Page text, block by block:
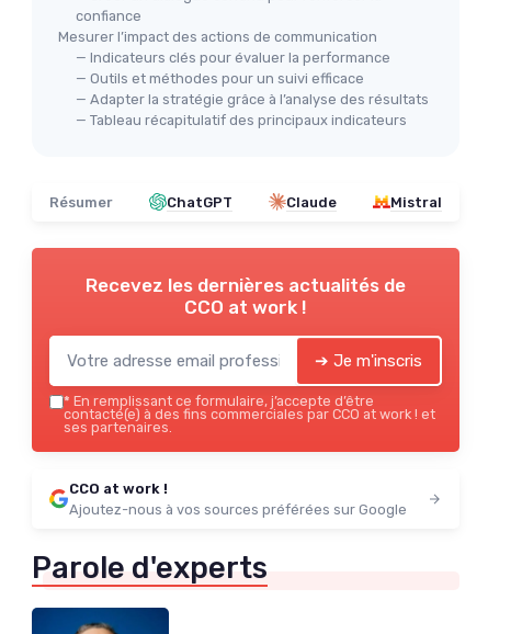
confiance
Mesurer l’impact des actions de communication
— Indicateurs clés pour évaluer la performance
— Outils et méthodes pour un suivi efficace
— Adapter la stratégie grâce à l’analyse des résultats
— Tableau récapitulatif des principaux indicateurs
Résumer ChatGPT Claude Mistral
Recevez les dernières actualités de
CCO at work !
➔ Je m'inscris
* En remplissant ce formulaire, j’accepte d’être
contacté(e) à des fins commerciales par CCO at work ! et
ses partenaires.
CCO at work !
Ajoutez-nous à vos sources préférées sur Google
Parole d'experts